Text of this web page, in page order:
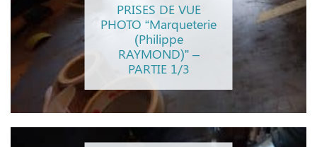
PRISES DE VUE
PHOTO “Marqueterie
(Philippe
RAYMOND)” –
PARTIE 1/3